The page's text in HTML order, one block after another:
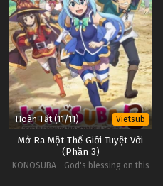
Hoàn Tất (11/11) Vietsub
Mở Ra Một Thế Giới Tuyệt Vời
(Phần 3)
KONOSUBA - God's blessing on this